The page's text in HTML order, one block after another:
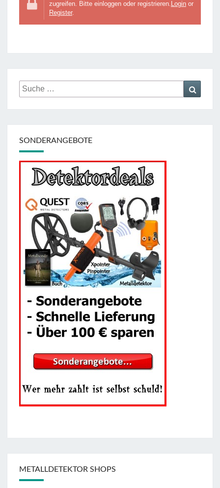
zugreifen. Bitte einloggen oder registrieren. Login or
Register.
Suche
nach:
SONDERANGEBOTE
METALLDETEKTOR SHOPS